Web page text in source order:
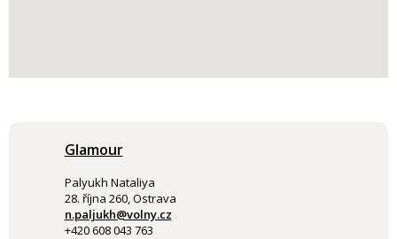
Glamour
Palyukh Nataliya
28. října 260, Ostrava
n.paljukh@volny.cz
+420 608 043 763